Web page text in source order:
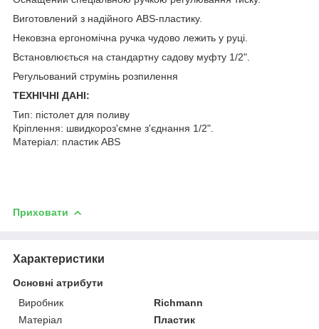
Виготовлений з надійного ABS-пластику.
Нековзна ергономічна ручка чудово лежить у руці.
Встановлюється на стандартну садову муфту 1/2".
Регульований струмінь розпилення
ТЕХНІЧНІ ДАНІ:
Тип: пістолет для поливу
Кріплення: швидкороз'ємне з'єднання 1/2".
Матеріал: пластик ABS
Приховати
Характеристики
Основні атрибути
Виробник
Richmann
Матеріал
Пластик